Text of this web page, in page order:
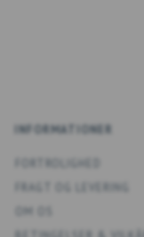
INFORMATIONER
OM OS